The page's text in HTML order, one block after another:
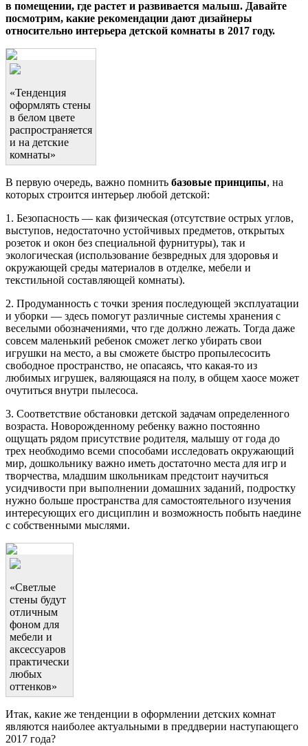
в помещении, где растет и развивается малыш. Давайте
посмотрим, какие рекомендации дают дизайнеры
относительно интерьера детской комнаты в 2017 году.
«Тенденция
оформлять стены
в белом цвете
распространяется
и на детские
комнаты»
В первую очередь, важно помнить базовые принципы, на
которых строится интерьер любой детской:
1. Безопасность — как физическая (отсутствие острых углов,
выступов, недостаточно устойчивых предметов, открытых
розеток и окон без специальной фурнитуры), так и
экологическая (использование безвредных для здоровья и
окружающей среды материалов в отделке, мебели и
текстильной составляющей комнаты).
2. Продуманность с точки зрения последующей эксплуатации
и уборки — здесь помогут различные системы хранения с
веселыми обозначениями, что где должно лежать. Тогда даже
совсем маленький ребенок сможет легко убирать свои
игрушки на место, а вы сможете быстро пропылесосить
свободное пространство, не опасаясь, что какая-то из
любимых игрушек, валяющаяся на полу, в общем хаосе может
очутиться внутри пылесоса.
3. Соответствие обстановки детской задачам определенного
возраста. Новорожденному ребенку важно постоянно
ощущать рядом присутствие родителя, малышу от года до
трех необходимо всеми способами исследовать окружающий
мир, дошкольнику важно иметь достаточно места для игр и
творчества, младшим школьникам предстоит научиться
усидчивости при выполнении домашних заданий, подростку
нужно больше пространства для самостоятельного изучения
интересующих его дисциплин и возможность побыть наедине
с собственными мыслями.
«Светлые
стены будут
отличным
фоном для
мебели и
аксессуаров
практически
любых
оттенков»
Итак, какие же тенденции в оформлении детских комнат
являются наиболее актуальными в преддверии наступающего
2017 года?